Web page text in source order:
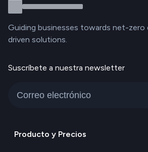
Guiding businesses towards net-
driven solutions.
Suscríbete a nuestra newsletter
Producto y Precios